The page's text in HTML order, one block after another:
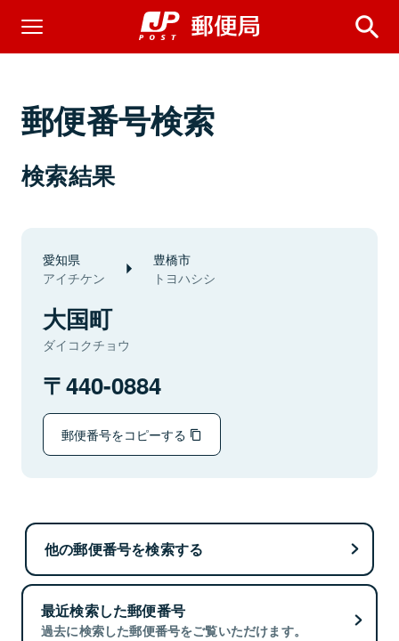
郵便番号検索
検索結果
愛知県
アイチケン
豊橋市
トヨハシシ
大国町
ダイコクチョウ
440-0884
郵便番号をコピーする
他の郵便番号を検索する
最近検索した郵便番号
過去に検索した郵便番号をご覧いただけます。